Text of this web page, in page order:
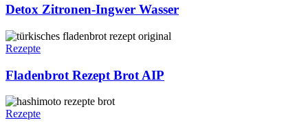
Wasser
Detox Zitronen-Ingwer Wasser
Fladenbrot
Rezept
AIP
Rezepte
Fladenbrot Rezept Brot AIP
life
changing
Rezepte